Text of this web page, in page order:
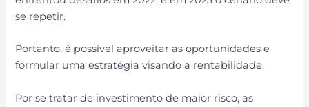
se repetir.
Portanto, é possível aproveitar as oportunidades e
formular uma estratégia visando a rentabilidade.
Por se tratar de investimento de maior risco, as